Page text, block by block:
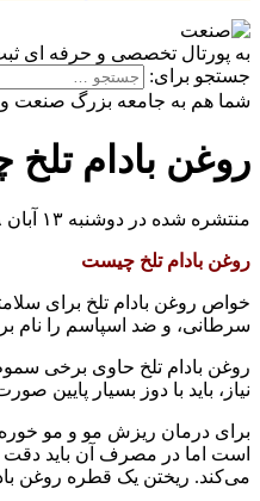
به پورتال تخصصی و حرفه ای
جستجو برای:
شما هم به جامعه بزرگ صنعت و
روغن بادام
منتشره شده در دوشنبه ۱۳ آبان ۱۳۹۸
روغن بادام تلخ چیست
خواص روغن بادام تلخ برای
سرطانی، و ضد اسپاسم را نام
روغن بادام تلخ حاوی برخی
نیاز، باید با دوز بسیار
برای درمان ریزش مو و مو خوره
است اما در مصرف آن باید دقت
می‌کند. ریختن یک قطره روغن